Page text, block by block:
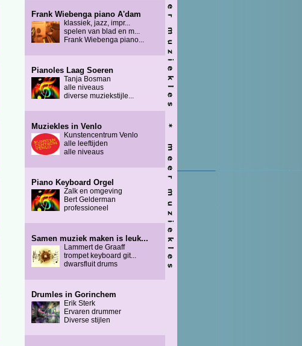
Frank Wiebenga piano A'dam
klassiek, jazz, impr...
spelen van blad en m...
Frank Wiebenga piano...
Pianoles Laag Soeren
Tanja Bosman
alle niveaus
diverse muziekstijle...
Muziekles in Venlo
Kunstencentrum Venlo
alle leeftijden
alle niveaus
Piano Keyboard Orgel
Zalk en omgeving
Bert Gelderman
professioneel
Samen muziek maken is leuk...
Lammert de Graaff
trompet keyboard git...
dwarsfluit drums
Drumles in Gorinchem
Erik Sterk
Ervaren drummer
Diverse stijlen